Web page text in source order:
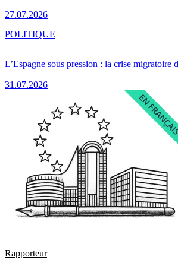
27.07.2026
L’Espagne sous pression : la crise migratoire
31.07.2026
POLITIQUE
Rapporteur